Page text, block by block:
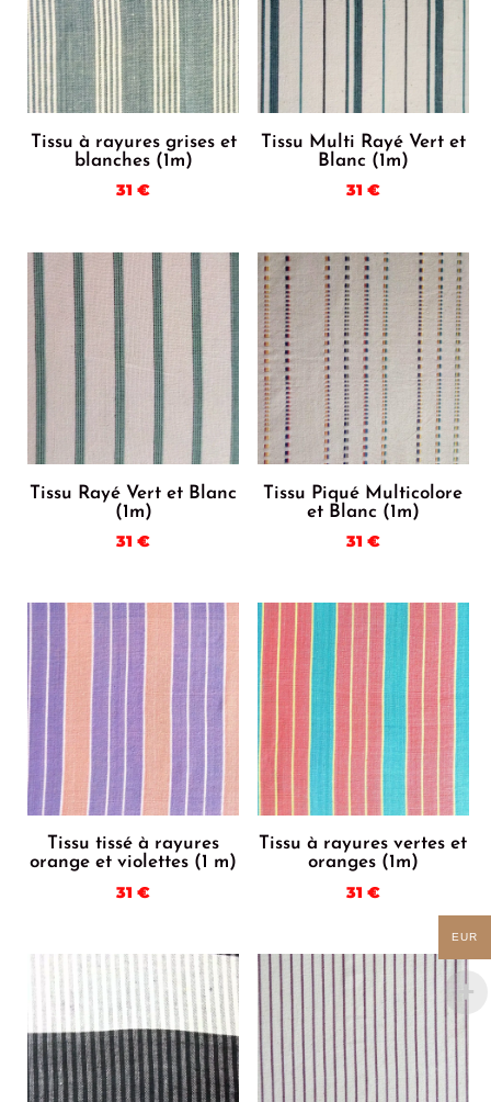
Tissu à rayures grises et
blanches (1m)
31€
Tissu Multi Rayé Vert et
Blanc (1m)
31 €
Tissu Rayé Vert et Blanc
(1m)
31€
Tissu Piqué Multicolore
et Blanc (1m)
31 €
Tissu tissé à rayures
orange et violettes (1 m)
31€
Tissu à rayures vertes et
oranges (1m)
31 €
EUR